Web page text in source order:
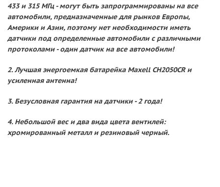
433 и 315 МГц - могут быть запрограммированы на все
автомобили, предназначенные для рынков Европы,
Америки и Азии, поэтому нет необходимости иметь
датчики под определенные автомобили с различными
протоколами - один датчик на все автомобили!
2. Лучшая энергоемкая батарейка Maxell CH2050CR и
усиленная антенна!
3. Безусловная гарантия на датчики - 2 года!
4. Небольшой вес и два вида цвета вентилей:
хромированный металл и резиновый черный.